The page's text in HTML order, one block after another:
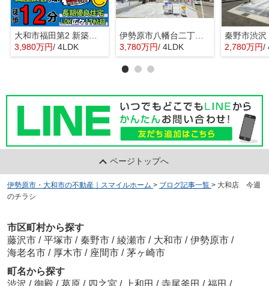
大和市福田第2 新築戸建 全10棟
3,980万円/ 4LDK
伊勢原市八幡台二丁目 全３棟 新築住宅
3,780万円/ 4LDK 2,780万円/
ページトップへ
伊勢原市・大和市の不動産｜スマイルホーム > ブログ記事一覧 > 大和店 今週
のチラシ
市区町村から探す
藤沢市 / 平塚市 / 秦野市 / 綾瀬市 / 大和市 / 伊勢原市 /
海老名市 / 厚木市 / 座間市 / 茅ヶ崎市
町名から探す
渋沢 / 御殿 / 葛原 / 四之宮 / 上和田 / 寺尾釜田 / 福田 /